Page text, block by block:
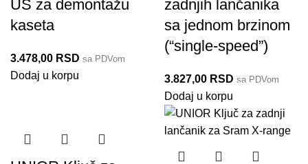
US za demontažu
kaseta
3.478,00 RSD sa PDVom
Dodaj u korpu
1660/2DP-US
zadnjih lančanika
sa jednom brzinom
(“single-speed”)
3.827,00 RSD sa PDVom
Dodaj u korpu
1659/2DP-US